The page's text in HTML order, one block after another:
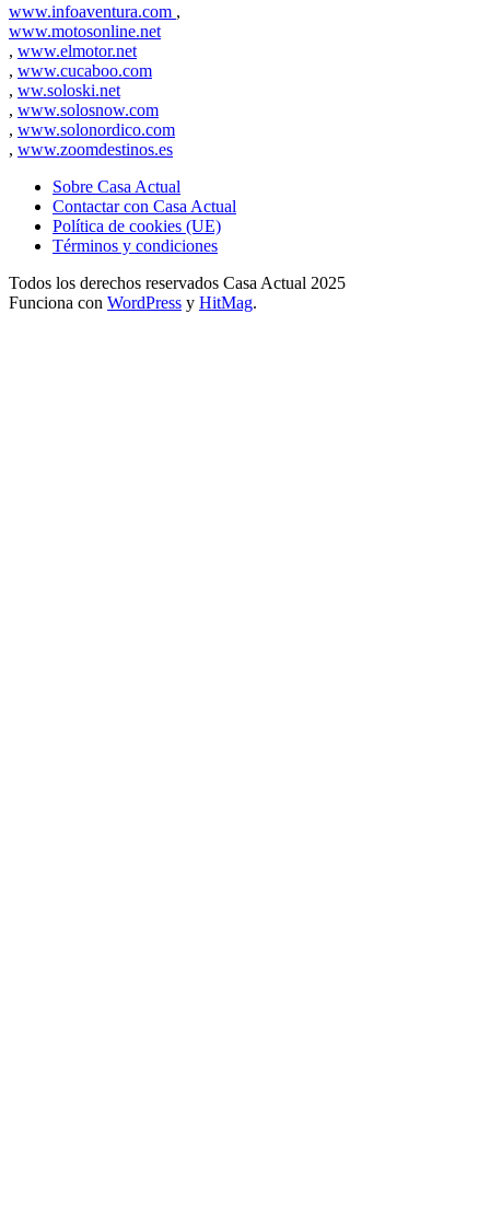
www.infoaventura.com ,
www.motosonline.net
, www.elmotor.net
, www.cucaboo.com
, ww.soloski.net
, www.solosnow.com
, www.solonordico.com
, www.zoomdestinos.es
Sobre Casa Actual
Contactar con Casa Actual
Política de cookies (UE)
Términos y condiciones
Todos los derechos reservados Casa Actual 2025
Funciona con WordPress y HitMag.